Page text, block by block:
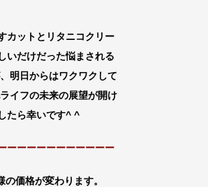
カットとリタニコクリー
いだけだった悩まされる
明日からはワクワクして
イフの未来の展望が開け
たら幸いです^ ^
ーーーーーーーーーーー
価格が変わります。